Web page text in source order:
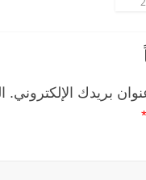
بريدك الإلكتروني.
*